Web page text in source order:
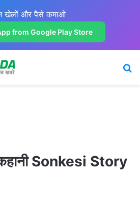
खेलों और पैसे कमाओ
from Google Play Store
कहानी Sonkesi Story